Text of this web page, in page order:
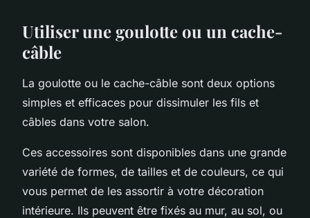
Utiliser une goulotte ou un cache-
câble
La goulotte ou le cache-câble sont deux options
simples et efficaces pour dissimuler les fils et
câbles dans votre salon.
Ces accessoires sont disponibles dans une grande
variété de formes, de tailles et de couleurs, ce qui
vous permet de les assortir à votre décoration
intérieure. Ils peuvent être fixés au mur, au sol, ou